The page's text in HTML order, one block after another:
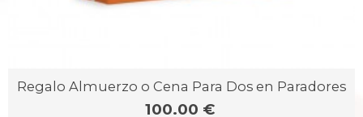
Regalo Almuerzo o Cena Para Dos en Paradores
100.00 €